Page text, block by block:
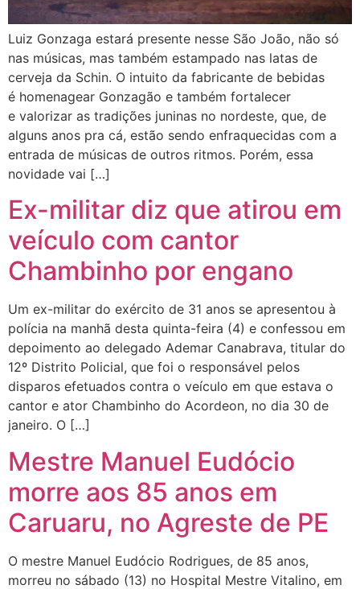
Luiz Gonzaga estará presente nesse São João, não só
nas músicas, mas também estampado nas latas de
cerveja da Schin. O intuito da fabricante de bebidas
é homenagear Gonzagão e também fortalecer
e valorizar as tradições juninas no nordeste, que, de
alguns anos pra cá, estão sendo enfraquecidas com a
entrada de músicas de outros ritmos. Porém, essa
novidade vai […]
Ex-militar diz que atirou em
veículo com cantor
Chambinho por engano
Um ex-militar do exército de 31 anos se apresentou à
polícia na manhã desta quinta-feira (4) e confessou em
depoimento ao delegado Ademar Canabrava, titular do
12º Distrito Policial, que foi o responsável pelos
disparos efetuados contra o veículo em que estava o
cantor e ator Chambinho do Acordeon, no dia 30 de
janeiro. O […]
Mestre Manuel Eudócio
morre aos 85 anos em
Caruaru, no Agreste de PE
O mestre Manuel Eudócio Rodrigues, de 85 anos,
morreu no sábado (13) no Hospital Mestre Vitalino, em